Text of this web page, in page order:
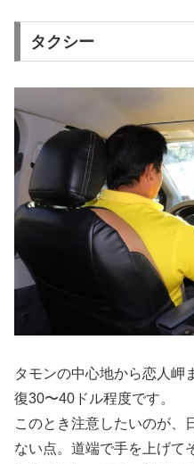
タクシー
タモンの中心地から恋人岬
復30〜40ドル程度です。
このとき注意したいのが、
ない点。道端で手を上げて